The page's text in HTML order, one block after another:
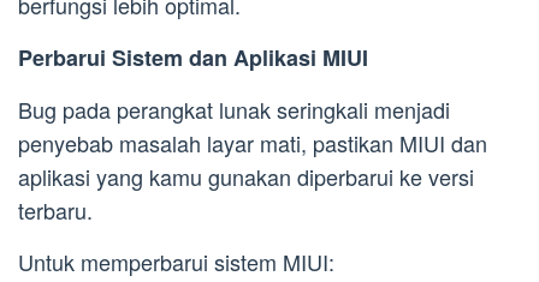
Perbarui Sistem dan Aplikasi MIUI
Bug pada perangkat lunak seringkali menjadi
penyebab masalah layar mati, pastikan MIUI dan
aplikasi yang kamu gunakan diperbarui ke versi
terbaru.
Untuk memperbarui sistem MIUI: